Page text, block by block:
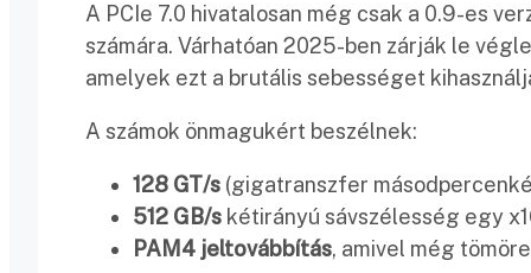
A PCIe 7.0 hivatalosan még csak a 0.9-es
számára. Várhatóan 2025-ben zárják le
amelyek ezt a brutális sebességet
A számok önmagukért beszélnek:
128 GT/s (gigatranszfer
512 GB/s kétirányú sávszélesség egy
PAM4 jeltovábbítás, amivel még